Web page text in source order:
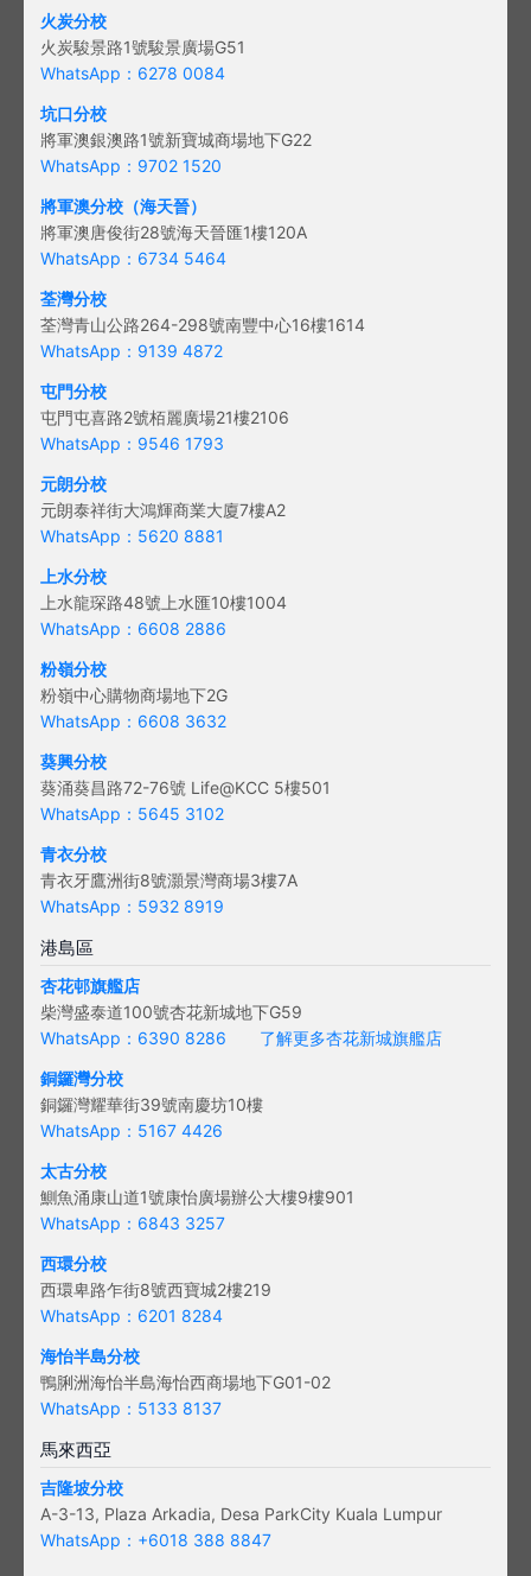
火炭分校
火炭駿景路1號駿景廣場G51
WhatsApp：6278 0084
坑口分校
將軍澳銀澳路1號新寶城商場地下G22
WhatsApp：9702 1520
將軍澳分校（海天晉）
將軍澳唐俊街28號海天晉匯1樓120A
WhatsApp：6734 5464
荃灣分校
荃灣青山公路264-298號南豐中心16樓1614
WhatsApp：9139 4872
屯門分校
屯門屯喜路2號栢麗廣場21樓2106
WhatsApp：9546 1793
元朗分校
元朗泰祥街大鴻輝商業大廈7樓A2
WhatsApp：5620 8881
上水分校
上水龍琛路48號上水匯10樓1004
WhatsApp：6608 2886
粉嶺分校
粉嶺中心購物商場地下2G
WhatsApp：6608 3632
葵興分校
葵涌葵昌路72-76號 Life@KCC 5樓501
WhatsApp：5645 3102
青衣分校
青衣牙鷹洲街8號灝景灣商場3樓7A
WhatsApp：5932 8919
港島區
杏花邨旗艦店
柴灣盛泰道100號杏花新城地下G59
WhatsApp：6390 8286
了解更多杏花新城旗艦店
銅鑼灣分校
銅鑼灣耀華街39號南慶坊10樓
WhatsApp：5167 4426
太古分校
鰂魚涌康山道1號康怡廣場辦公大樓9樓901
WhatsApp：6843 3257
西環分校
西環卑路乍街8號西寶城2樓219
WhatsApp：6201 8284
海怡半島分校
鴨脷洲海怡半島海怡西商場地下G01-02
WhatsApp：5133 8137
馬來西亞
吉隆坡分校
A-3-13, Plaza Arkadia, Desa ParkCity Kuala Lumpur
WhatsApp： +6018 388 8847